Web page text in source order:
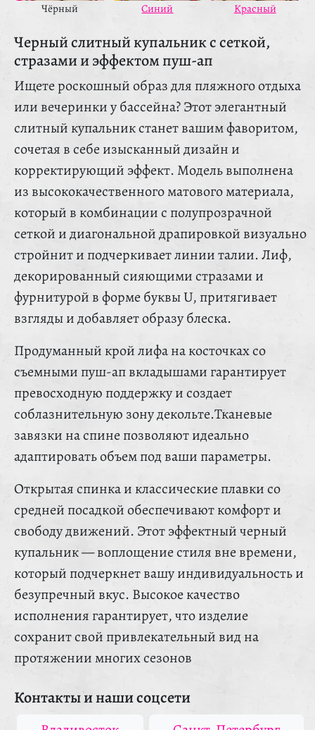
Чёрный Синий Красный
Черный слитный купальник с сеткой,
стразами и эффектом пуш-ап
Ищете роскошный образ для пляжного отдыха
или вечеринки у бассейна? Этот элегантный
слитный купальник станет вашим фаворитом,
сочетая в себе изысканный дизайн и
корректирующий эффект. Модель выполнена
из высококачественного матового материала,
который в комбинации с полупрозрачной
сеткой и диагональной драпировкой визуально
стройнит и подчеркивает линии талии. Лиф,
декорированный сияющими стразами и
фурнитурой в форме буквы U, притягивает
взгляды и добавляет образу блеска.
Продуманный крой лифа на косточках со
съемными пуш-ап вкладышами гарантирует
превосходную поддержку и создает
соблазнительную зону декольте.Тканевые
завязки на спине позволяют идеально
адаптировать объем под ваши параметры.
Открытая спинка и классические плавки со
средней посадкой обеспечивают комфорт и
свободу движений. Этот эффектный черный
купальник — воплощение стиля вне времени,
который подчеркнет вашу индивидуальность и
безупречный вкус. Высокое качество
исполнения гарантирует, что изделие
сохранит свой привлекательный вид на
протяжении многих сезонов
Контакты и наши соцсети